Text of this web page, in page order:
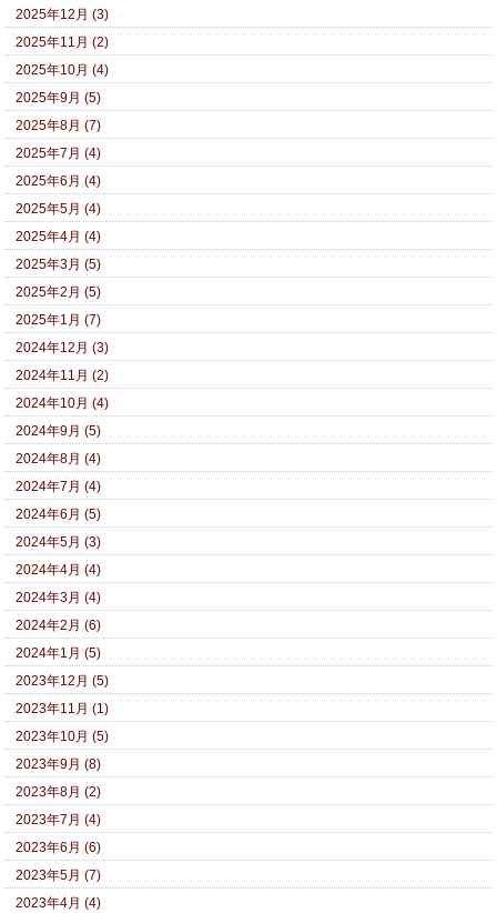
2025年12月 (3)
2025年11月 (2)
2025年10月 (4)
2025年9月 (5)
2025年8月 (7)
2025年7月 (4)
2025年6月 (4)
2025年5月 (4)
2025年4月 (4)
2025年3月 (5)
2025年2月 (5)
2025年1月 (7)
2024年12月 (3)
2024年11月 (2)
2024年10月 (4)
2024年9月 (5)
2024年8月 (4)
2024年7月 (4)
2024年6月 (5)
2024年5月 (3)
2024年4月 (4)
2024年3月 (4)
2024年2月 (6)
2024年1月 (5)
2023年12月 (5)
2023年11月 (1)
2023年10月 (5)
2023年9月 (8)
2023年8月 (2)
2023年7月 (4)
2023年6月 (6)
2023年5月 (7)
2023年4月 (4)